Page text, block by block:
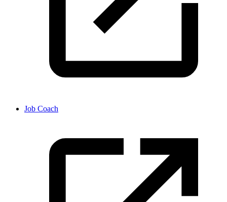
Job Coach